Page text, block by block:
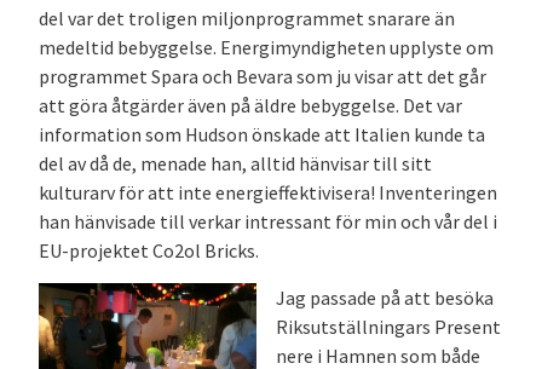
del var det troligen miljonprogrammet snarare än
medeltid bebyggelse. Energimyndigheten upplyste om
programmet Spara och Bevara som ju visar att det går
att göra åtgärder även på äldre bebyggelse. Det var
information som Hudson önskade att Italien kunde ta
del av då de, menade han, alltid hänvisar till sitt
kulturarv för att inte energieffektivisera! Inventeringen
han hänvisade till verkar intressant för min och vår del i
EU-projektet Co2ol Bricks.
Jag passade på att besöka
Riksutställningars Present
nere i Hamnen som både